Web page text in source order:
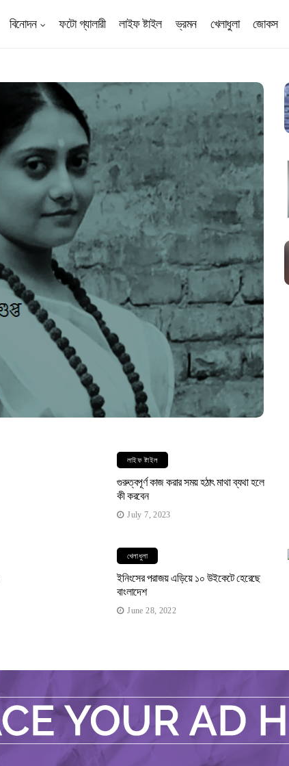
বিনোদন ফটো গ্যালারী লাইফ ষ্টাইল ভ্রমন খেলাধুলা জোকস
লাইফ ষ্টাইল
গুরুত্বপূর্ণ কাজ করার সময় হঠাৎ মাথা ব্যথা হলে
কী করবেন
July 7, 2023
খেলাধুলা
ইনিংসের পরাজয় এড়িয়ে ১০ উইকেটে হেরেছে
বাংলাদেশ
June 28, 2022